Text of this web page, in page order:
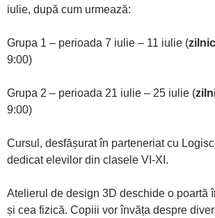
iulie, după cum urmează:
Grupa 1 – perioada 7 iulie – 11 iulie (zilnic
9:00)
Grupa 2 – perioada 21 iulie – 25 iulie (
9:00)
Cursul, desfășurat în parteneriat cu
dedicat elevilor din clasele VI-XI.
Atelierul de design 3D deschide o poartă
și cea fizică. Copiii vor învăța despre